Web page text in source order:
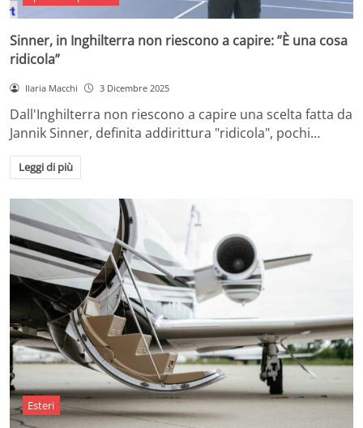
Sinner, in Inghilterra non riescono a capire: ”È una cosa
ridicola”
Ilaria Macchi 3 Dicembre 2025
Dall'Inghilterra non riescono a capire una scelta fatta da
Jannik Sinner, definita addirittura "ridicola", pochi…
Leggi di più
Esteri